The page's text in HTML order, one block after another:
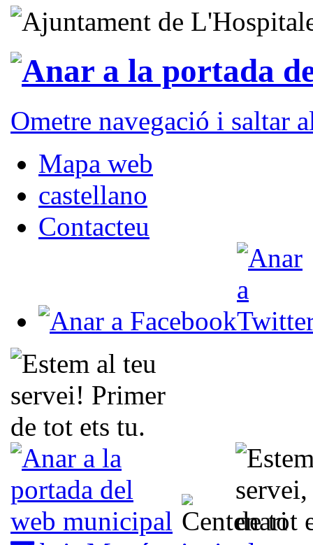
Ometre navegació i saltar
Mapa web
castellano
Contacteu